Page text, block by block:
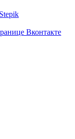
Вконтакте